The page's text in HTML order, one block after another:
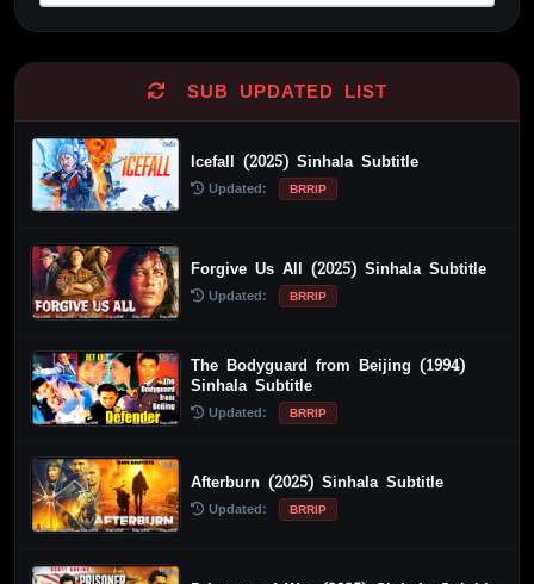
SUB UPDATED LIST
Icefall (2025) Sinhala Subtitle
Updated: BRRIP
Forgive Us All (2025) Sinhala Subtitle
Updated: BRRIP
The Bodyguard from Beijing (1994)
Sinhala Subtitle
Updated: BRRIP
Afterburn (2025) Sinhala Subtitle
Updated: BRRIP